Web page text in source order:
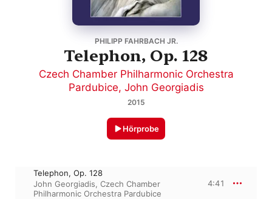
PHILIPP FAHRBACH JR.
Telephon, Op. 128
Czech Chamber Philharmonic Orchestra
Pardubice, John Georgiadis
2015
Hörprobe
Telephon, Op. 128
John Georgiadis, Czech Chamber
Philharmonic Orchestra Pardubice
4:41